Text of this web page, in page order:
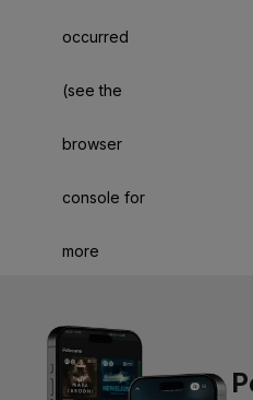
occurred
(see the
browser
console for
more